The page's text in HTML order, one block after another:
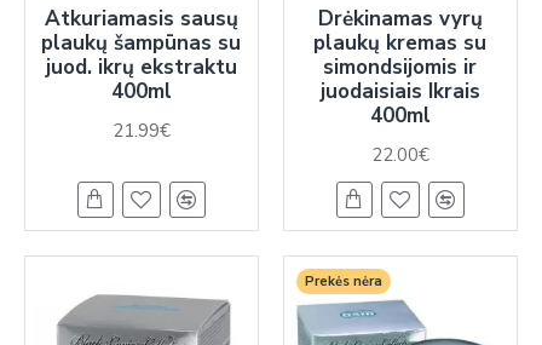
Atkuriamasis sausų
plaukų šampūnas su
juod. ikrų ekstraktu
400ml
21.99€
Drėkinamas vyrų
plaukų kremas su
simondsijomis ir
juodaisiais Ikrais
400ml
22.00€
Prekės nėra